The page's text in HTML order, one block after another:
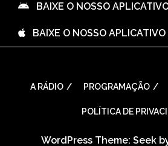
⠀BAIXE O NOSSO
⠀BAIXE O NOSSO APLICATIVO
A RÁDIO PROGRAMAÇÃO
POLÍTICA DE
WordPress Theme: Seek